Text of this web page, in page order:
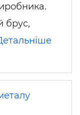
брус,